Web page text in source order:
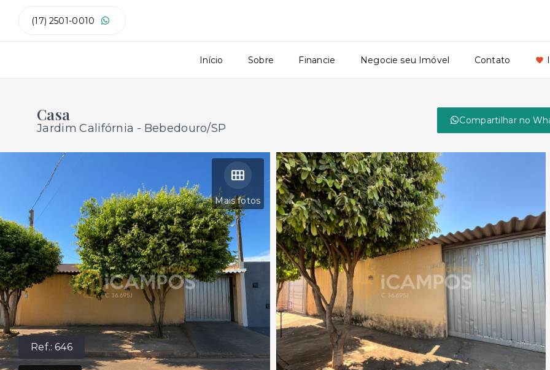
(17) 2501-0010
Início Sobre Financie Negocie seu Imóvel Contato
Casa
Jardim Califórnia - Bebedouro/SP
Compartilhar no
Ref.:646
Mais fotos